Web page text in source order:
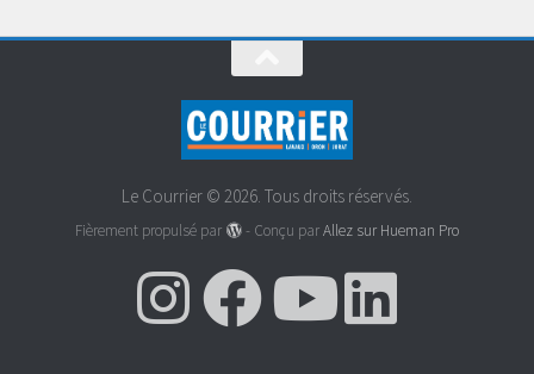
Le Courrier © 2026. Tous droits réservés.
Fièrement propulsé par - Conçu parAllez sur Hueman Pro